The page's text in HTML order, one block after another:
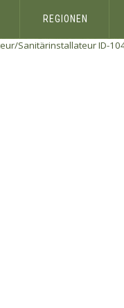
REGIONEN
Sanitärinstallateur ID-